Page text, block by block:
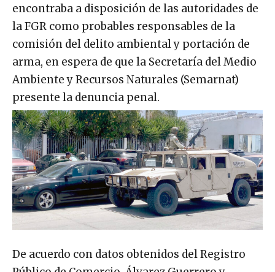
encontraba a disposición de las autoridades de
la FGR como probables responsables de la
comisión del delito ambiental y portación de
arma, en espera de que la Secretaría del Medio
Ambiente y Recursos Naturales (Semarnat)
presente la denuncia penal.
De acuerdo con datos obtenidos del Registro